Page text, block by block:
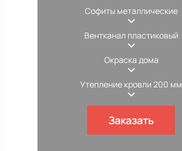
Софиты металлические
Вентканал пластиковый
Окраска дома
Утепление кровли 200 мм
Заказать